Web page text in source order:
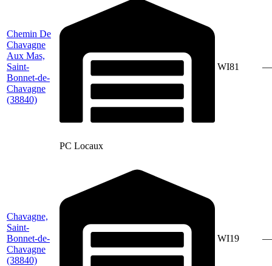
Chemin De
Chavagne
Aux Mas,
Saint-
Bonnet-de-
Chavagne
(38840)
PC Locaux
WI81 —
Chavagne,
Saint-
Bonnet-de-
Chavagne
(38840)
WI19 —